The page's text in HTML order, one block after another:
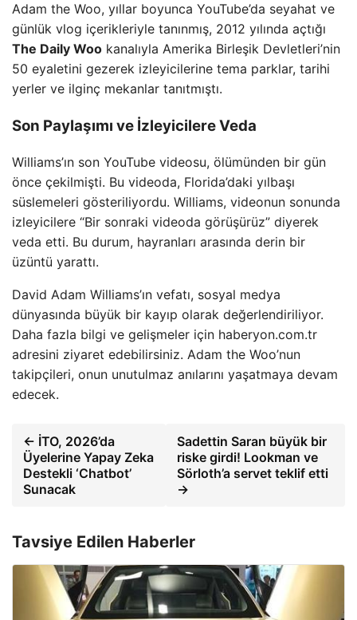
Adam the Woo, yıllar boyunca YouTube’da seyahat ve
günlük vlog içerikleriyle tanınmış, 2012 yılında açtığı
The Daily Woo kanalıyla Amerika Birleşik Devletleri’nin
50 eyaletini gezerek izleyicilerine tema parklar, tarihi
yerler ve ilginç mekanlar tanıtmıştı.
Son Paylaşımı ve İzleyicilere Veda
Williams’ın son YouTube videosu, ölümünden bir gün
önce çekilmişti. Bu videoda, Florida’daki yılbaşı
süslemeleri gösteriliyordu. Williams, videonun sonunda
izleyicilere “Bir sonraki videoda görüşürüz” diyerek
veda etti. Bu durum, hayranları arasında derin bir
üzüntü yarattı.
David Adam Williams’ın vefatı, sosyal medya
dünyasında büyük bir kayıp olarak değerlendiriliyor.
Daha fazla bilgi ve gelişmeler için haberyon.com.tr
adresini ziyaret edebilirsiniz. Adam the Woo’nun
takipçileri, onun unutulmaz anılarını yaşatmaya devam
edecek.
← İTO, 2026’da
Üyelerine Yapay Zeka
Destekli ‘Chatbot’
Sunacak
Sadettin Saran büyük bir
riske girdi! Lookman ve
Sörloth’a servet teklif etti
→
Tavsiye Edilen Haberler